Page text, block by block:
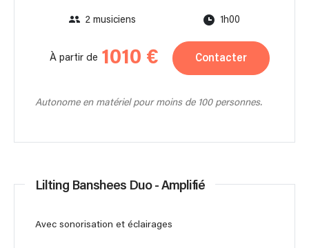
2 musiciens 1h00
À partir de 1010 € Contacter
Autonome en matériel pour moins de 100 personnes.
Lilting Banshees Duo - Amplifié
Avec sonorisation et éclairages